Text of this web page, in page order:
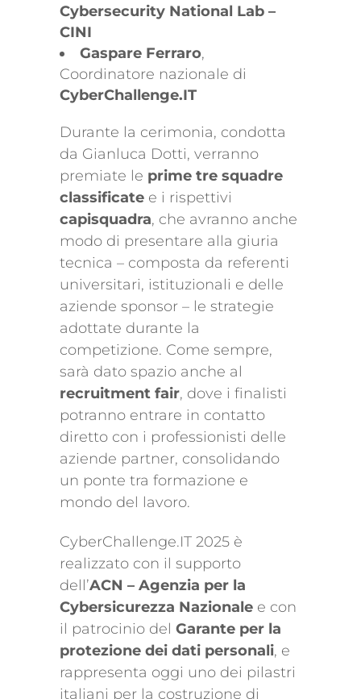
Cybersecurity National Lab –
CINI
Gaspare Ferraro,
Coordinatore nazionale di
CyberChallenge.IT
Durante la cerimonia, condotta
da Gianluca Dotti, verranno
premiate le prime tre squadre
classificate e i rispettivi
capisquadra, che avranno anche
modo di presentare alla giuria
tecnica – composta da referenti
universitari, istituzionali e delle
aziende sponsor – le strategie
adottate durante la
competizione. Come sempre,
sarà dato spazio anche al
recruitment fair, dove i finalisti
potranno entrare in contatto
diretto con i professionisti delle
aziende partner, consolidando
un ponte tra formazione e
mondo del lavoro.
CyberChallenge.IT 2025 è
realizzato con il supporto
dell’ACN – Agenzia per la
Cybersicurezza Nazionale e con
il patrocinio del Garante per la
protezione dei dati personali, e
rappresenta oggi uno dei pilastri
italiani per la costruzione di